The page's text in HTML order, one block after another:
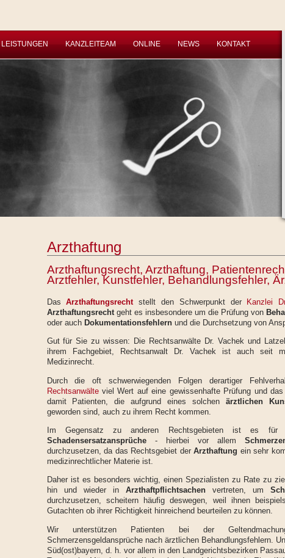
LEISTUNGEN KANZLEITEAM ONLINE NEWS KONTAKT
Arzthaftung
Arzthaftungsrecht, Arzthaftung,
Arztfehler, Kunstfehler, Behandlungsfehler,
DasArzthaftungsrechtstellt den Schwerpunkt der Kanzlei
Arzthaftungsrecht geht es insbesondere um die Prüfung von
oder auch Dokumentationsfehlernund die Durchsetzung von
Gut für Sie zu wissen: Die Rechtsanwälte Dr. Vachek und
ihrem Fachgebiet, Rechtsanwalt Dr. Vachek ist auch seit
Medizinrecht.
Durch die oft schwerwiegenden Folgen derartiger
Rechtsanwälteviel Wert auf eine gewissenhafte Prüfung und
damit Patienten, die aufgrund eines solchen ärztlichen
geworden sind, auch zu ihrem Recht kommen.
Im Gegensatz zu anderen Rechtsgebieten ist es für
Schadensersatzansprüche- hierbei vor allem
durchzusetzen, da das Rechtsgebiet der Arzthaftung ein sehr
medizinrechtlicher Materie ist.
Daher ist es besonders wichtig, einen Spezialisten zu Rate zu
hin und wieder in Arzthaftpflichtsachenvertreten, um
durchzusetzen, scheitern häufig deswegen, weil ihnen
Gutachten ob ihrer Richtigkeit hinreichend beurteilen zu können.
Wir unterstützen Patienten bei der
Schmerzensgeldansprüche nach ärztlichen Behandlungsfehlern.
Süd(ost)bayern, d. h. vor allem in den Landgerichtsbezirken